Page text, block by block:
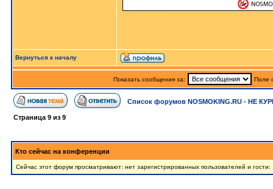
Вернуться к началу
Показать сообщения за: Поле
Список форумов NOSMOKING.RU - НЕ
Страница 9 из 9
Кто сейчас на конференции
Сейчас этот форум просматривают: нет зарегистрированных пользователей и гости: